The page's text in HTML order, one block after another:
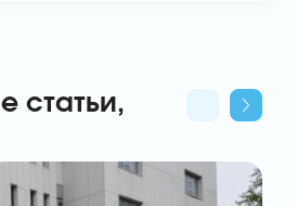
статьи,